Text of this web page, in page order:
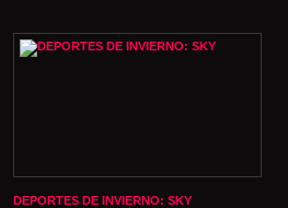
DEPORTES DE INVIERNO: SKY